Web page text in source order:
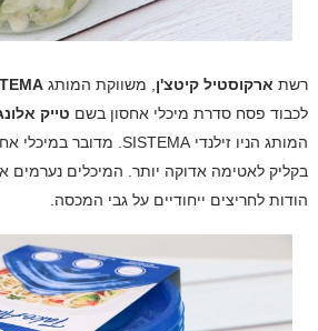
רשת ארקוסטיל קיטצ'ן , משווקת המותג
לכבוד פסח סדרת מיכלי אחסון בשם טייק
המותג הניו זילנדי SISTEMA
. מדובר במיכלי
בקליק לאטימה אדוקה יותר. המיכלים נערמים
הודות לחריצים ייחודיים על גבי המכסה.